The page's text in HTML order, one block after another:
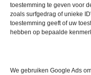
toestemming te geven voor
zoals surfgedrag of unieke
toestemming geeft of uw
hebben op bepaalde
We gebruiken Google Ads
Garantie 6
Conditie